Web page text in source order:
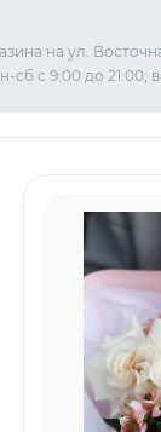
на ул.
сб с 9:00 до 21:00,